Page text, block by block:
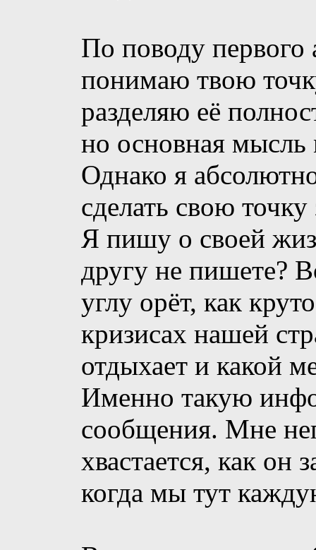
По поводу первого
понимаю твою
разделяю её
но основная мысль
Однако я
сделать свою
Я пишу о своей
другу не пишете?
углу орёт, как
кризисах нашей
отдыхает и какой
Именно такую
сообщения. Мне
хвастается, как он
когда мы тут